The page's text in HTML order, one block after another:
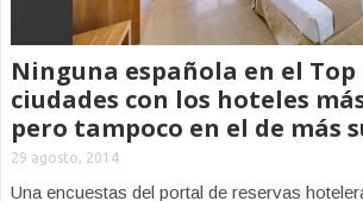
Ninguna española en el Top
ciudades con los hoteles
pero tampoco en el de más
29 agosto, 2014
Una encuestas del portal de reservas